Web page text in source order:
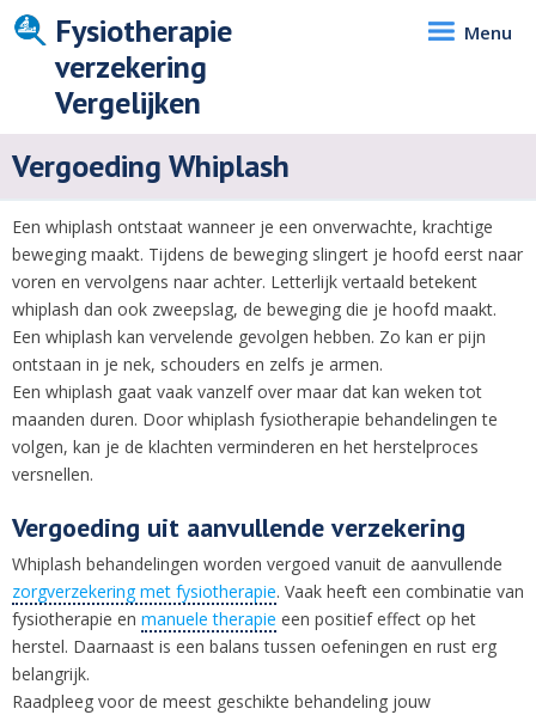
Fysiotherapie
verzekering
Vergelijken
Menu
Vergoeding Whiplash
Een whiplash ontstaat wanneer je een onverwachte, krachtige
beweging maakt. Tijdens de beweging slingert je hoofd eerst naar
voren en vervolgens naar achter. Letterlijk vertaald betekent
whiplash dan ook zweepslag, de beweging die je hoofd maakt.
Een whiplash kan vervelende gevolgen hebben. Zo kan er pijn
ontstaan in je nek, schouders en zelfs je armen.
Een whiplash gaat vaak vanzelf over maar dat kan weken tot
maanden duren. Door whiplash fysiotherapie behandelingen te
volgen, kan je de klachten verminderen en het herstelproces
versnellen.
Vergoeding uit aanvullende verzekering
Whiplash behandelingen worden vergoed vanuit de aanvullende
zorgverzekering met fysiotherapie. Vaak heeft een combinatie van
fysiotherapie en manuele therapie een positief effect op het
herstel. Daarnaast is een balans tussen oefeningen en rust erg
belangrijk.
Raadpleeg voor de meest geschikte behandeling jouw